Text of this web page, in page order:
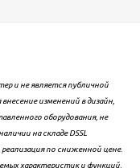
и не является публичной
изменений в дизайн,
оборудования, не
на складе DSSL
по сниженной цене.
характеристик и функций.